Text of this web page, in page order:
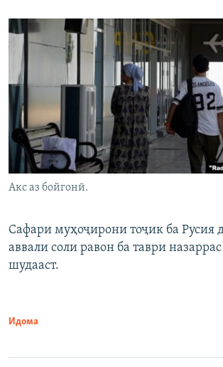
Акс аз бойгонӣ.
Сафари муҳоҷирони тоҷик ба Русия
аввали соли равон ба таври
шудааст.
Идома